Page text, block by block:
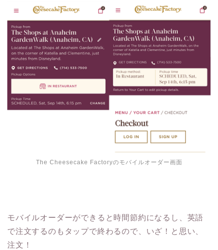
The Cheesecake Factoryのモバイルオーダー画面
モバイルオーダーができると時間節約になるし、英語
で注文するのもタップで終わるので、いざ！と思い、
注文！